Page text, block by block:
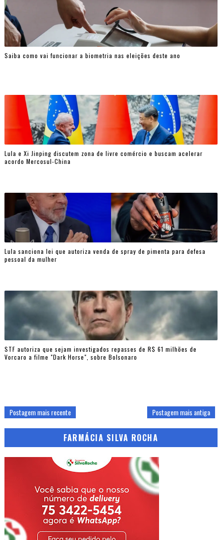
Saiba como vai funcionar a biometria nas eleições deste ano
Lula e Xi Jinping discutem zona de livre comércio e buscam acelerar
acordo Mercosul-China
Lula sanciona lei que autoriza venda de spray de pimenta para defesa
pessoal da mulher
STF autoriza que sejam investigados repasses de R$ 61 milhões de
Vorcaro a filme "Dark Horse", sobre Bolsonaro
Postagem mais recente Postagem mais antiga
FARMÁCIA SILVA ROCHA